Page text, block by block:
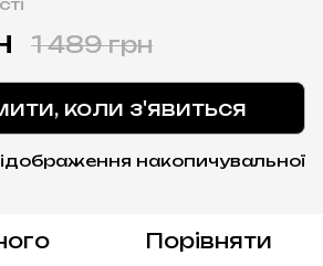
1 489 грн
коли з'явиться
накопичувальної
Порівняти